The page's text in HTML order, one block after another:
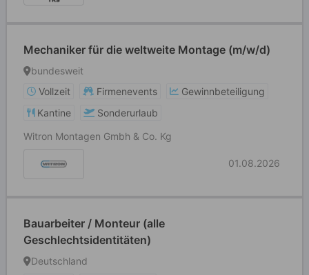
Mechaniker für die weltweite Montage (m/w/d)
bundesweit
Vollzeit
Firmenevents
Gewinnbeteiligung
Kantine
Sonderurlaub
Witron Montagen Gmbh & Co. Kg
01.08.2026
Bauarbeiter / Monteur (alle
Geschlechtsidentitäten)
Deutschland